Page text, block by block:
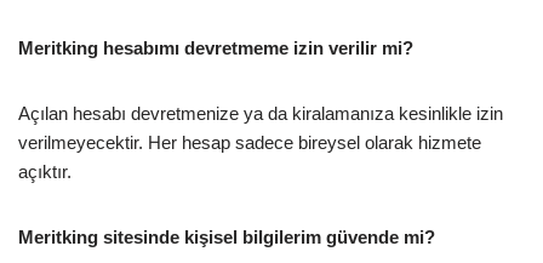
Meritking hesabımı devretmeme izin verilir mi?
Açılan hesabı devretmenize ya da kiralamanıza kesinlikle izin
verilmeyecektir. Her hesap sadece bireysel olarak hizmete
açıktır.
Meritking sitesinde kişisel bilgilerim güvende mi?